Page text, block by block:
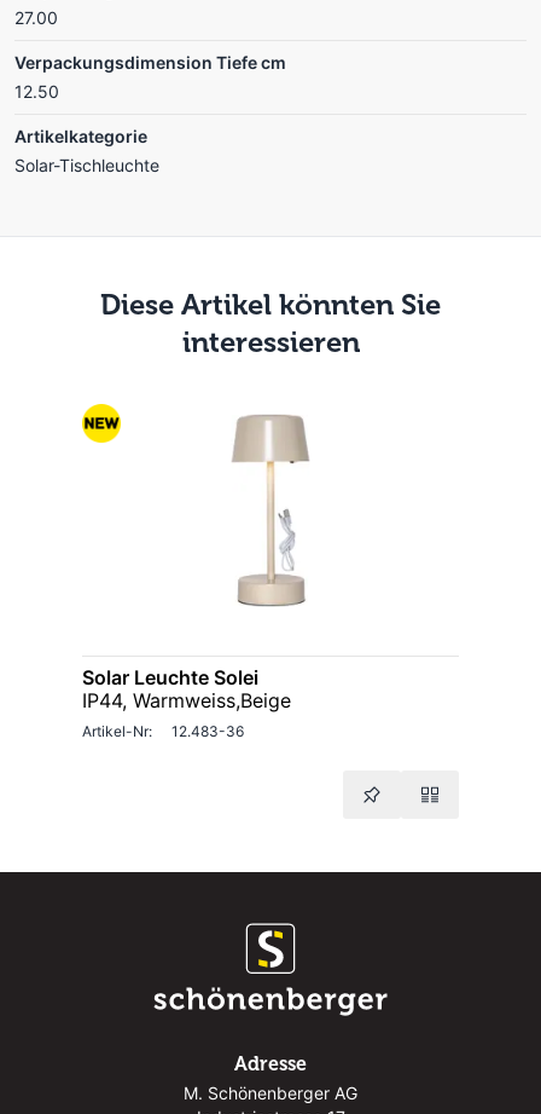
27.00
Verpackungsdimension Tiefe cm
12.50
Artikelkategorie
Solar-Tischleuchte
Diese Artikel könnten Sie
interessieren
Solar Leuchte Solei
IP44, Warmweiss,Beige
Artikel-Nr: 12.483-36
Adresse
M. Schönenberger AG